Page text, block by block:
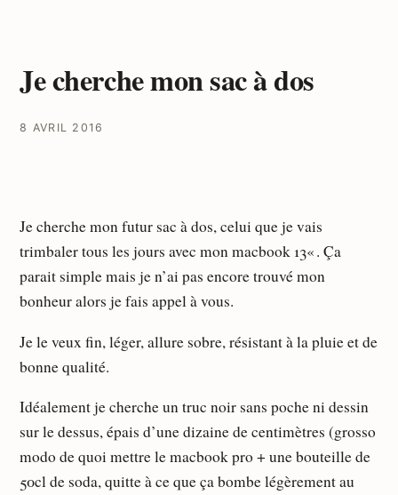
Je cherche mon sac à dos
8 AVRIL 2016
Je cherche mon futur sac à dos, celui que je vais
trimbaler tous les jours avec mon macbook 13« . Ça
parait simple mais je n’ai pas encore trouvé mon
bonheur alors je fais appel à vous.
Je le veux fin, léger, allure sobre, résistant à la pluie et de
bonne qualité.
Idéalement je cherche un truc noir sans poche ni dessin
sur le dessus, épais d’une dizaine de centimètres (grosso
modo de quoi mettre le macbook pro + une bouteille de
50cl de soda, quitte à ce que ça bombe légèrement au